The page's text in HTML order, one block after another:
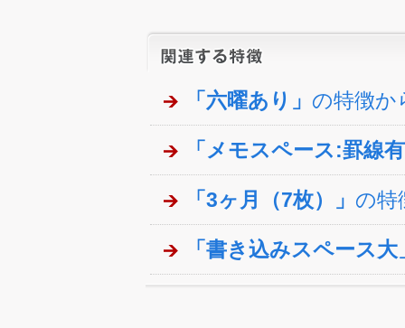
「六曜あり」 の特徴か
「メモスペース:罫線
「3ヶ月（7枚）」 の特
「書き込みスペース大